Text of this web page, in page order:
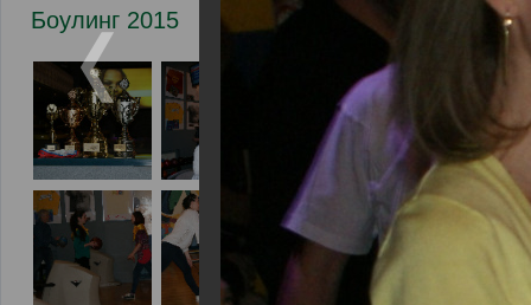
Боулинг 2015